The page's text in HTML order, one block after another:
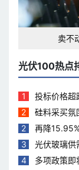
卖不
光伏100热点
1
投标价格超
2
硅料采买氛
2
再降
3
光伏玻璃供
4
多项政策